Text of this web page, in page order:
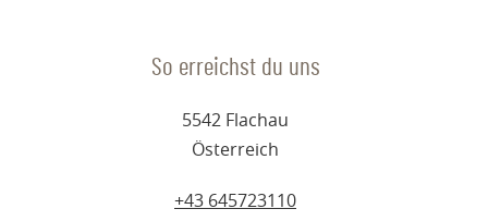
So erreichst du uns
5542 Flachau
Österreich
+43 645723110